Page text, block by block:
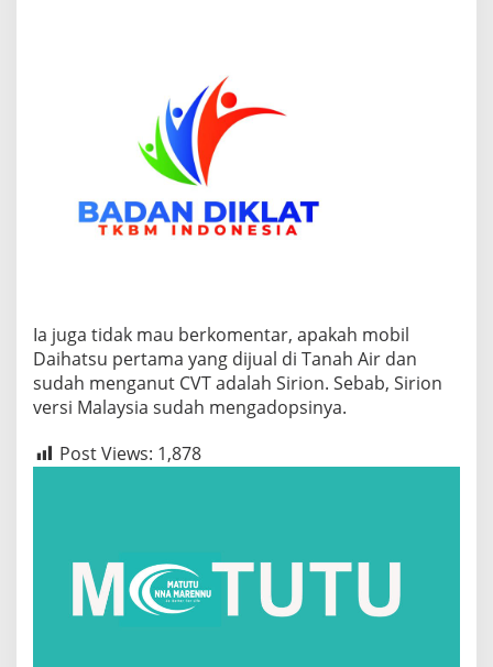
Ia juga tidak mau berkomentar, apakah mobil
Daihatsu pertama yang dijual di Tanah Air dan
sudah menganut CVT adalah Sirion. Sebab, Sirion
versi Malaysia sudah mengadopsinya.
Post Views: 1,878